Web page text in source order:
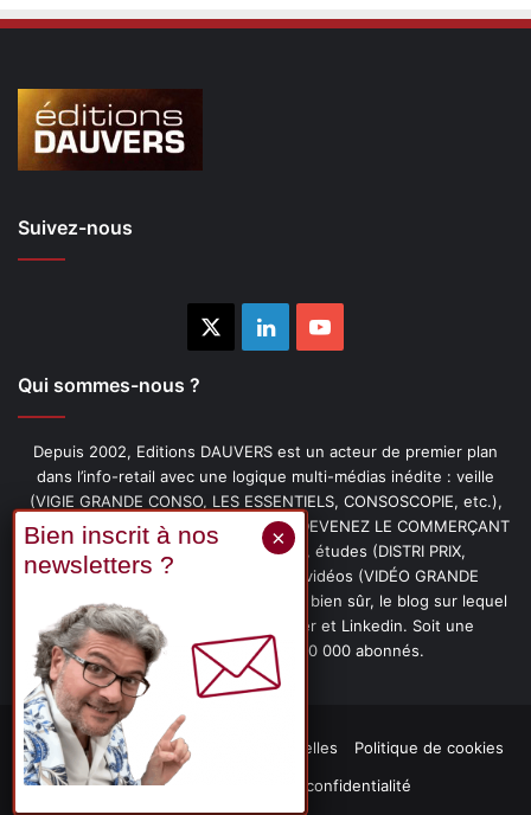
Suivez-nous
LinkedinYouTube
Qui sommes-nous ?
Depuis 2002, Editions DAUVERS est un acteur de premier plan
dans l’info-retail avec une logique multi-médias inédite : veille
(VIGIE GRANDE CONSO, LES ESSENTIELS, CONSOSCOPIE, etc.),
livres (PENSER-CLIENT, IMAGE-PRIX, DEVENEZ LE COMMERÇANT
PRÉFÉRÉ DE VOS CLIENTS, etc.), études (DISTRI PRIX,
PROMOFLASH, DRIVE INSIGHTS), vidéos (VIDÉO GRANDE
CONSO), podcasts (CAFÉ CONSO) et, bien sûr, le blog sur lequel
vous êtes, ainsi que les fils Twitter et Linkedin. Soit une
communauté de plus de 150 000 abonnés.
Mentions légales Données personnelles
Politique de cookies
Contact
Déclaration de confidentialité